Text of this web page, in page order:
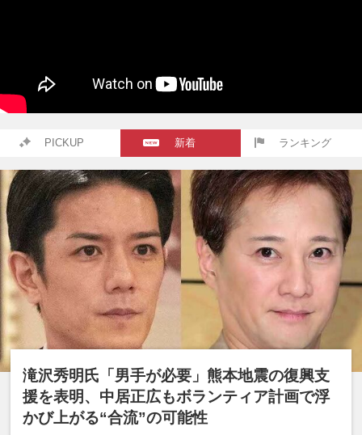
PICKUP 新着 ランキング
滝沢秀明氏「男手が必要」熊本地震の復興支
援を表明、中居正広もボランティア計画で浮
かび上がる“合流”の可能性